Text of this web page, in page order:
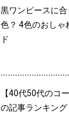
黒ワンピースに
色？ 4色のおしゃ
ド
【40代50代のコ
の記事ランキング